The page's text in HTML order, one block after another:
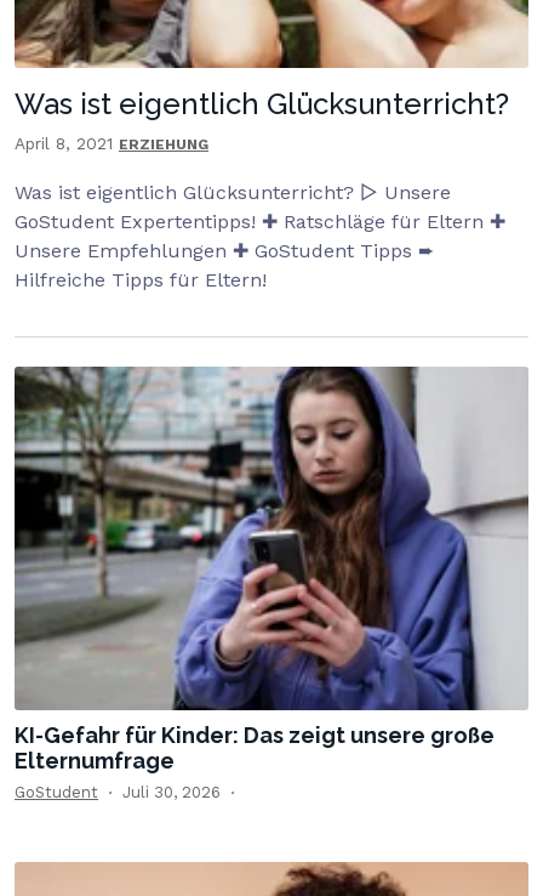
Was ist eigentlich Glücksunterricht?
April 8, 2021 ERZIEHUNG
Was ist eigentlich Glücksunterricht? ▷ Unsere
GoStudent Expertentipps! ✚ Ratschläge für Eltern ✚
Unsere Empfehlungen ✚ GoStudent Tipps ➨
Hilfreiche Tipps für Eltern!
KI-Gefahr für Kinder: Das zeigt unsere große
Elternumfrage
GoStudent Juli 30, 2026